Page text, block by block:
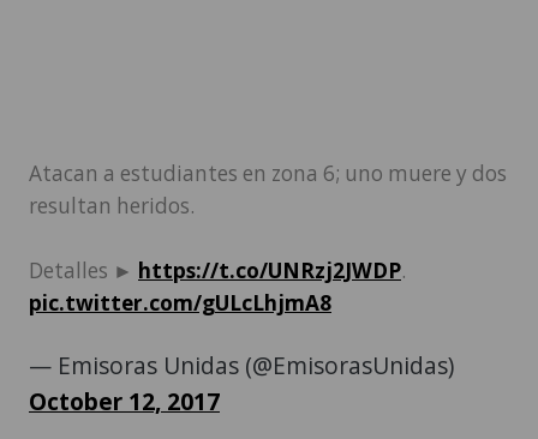
Atacan a estudiantes en zona 6; uno muere y dos
resultan heridos.
Detalles ► https://t.co/UNRzj2JWDP.
pic.twitter.com/gULcLhjmA8
— Emisoras Unidas (@EmisorasUnidas)
October 12, 2017